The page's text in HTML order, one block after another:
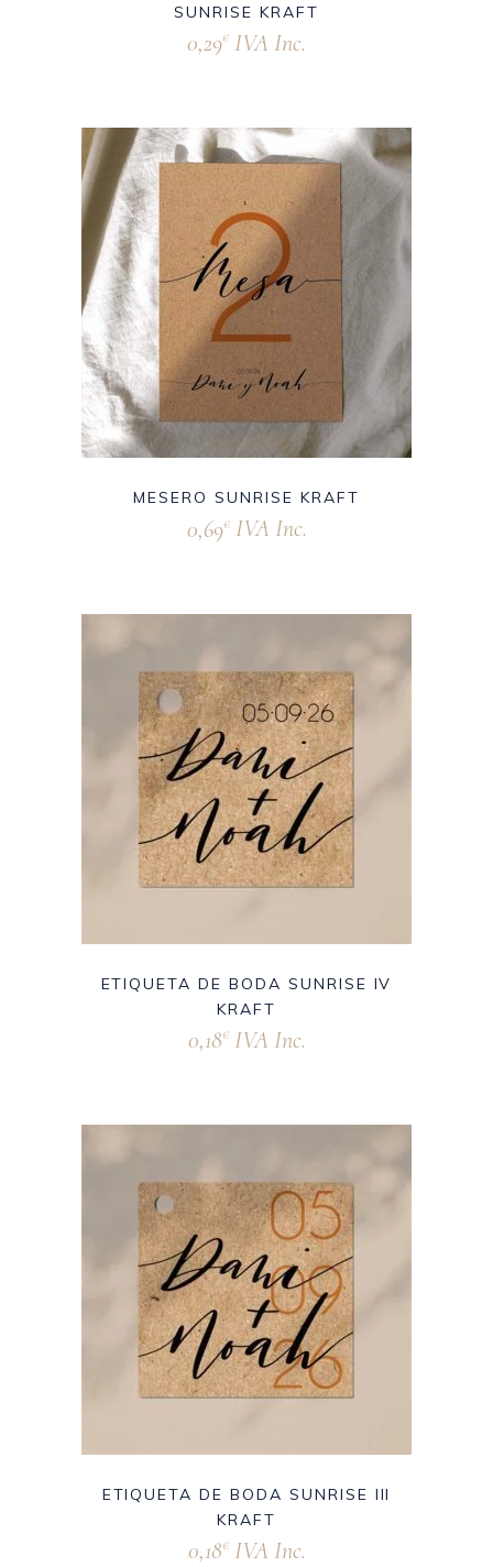
SUNRISE KRAFT
0,29€ IVA Inc.
MESERO SUNRISE KRAFT
0,69€ IVA Inc.
ETIQUETA DE BODA SUNRISE IV
KRAFT
0,18€ IVA Inc.
ETIQUETA DE BODA SUNRISE III
KRAFT
0,18€ IVA Inc.